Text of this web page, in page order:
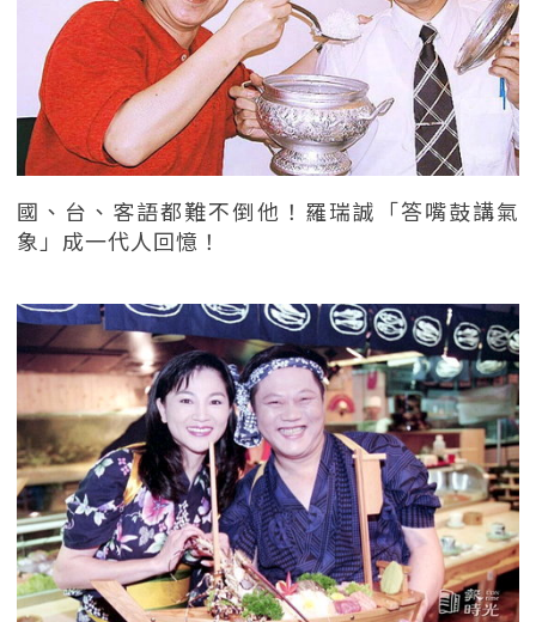
國、台、客語都難不倒他！羅瑞誠「答嘴鼓講氣
象」成一代人回憶！